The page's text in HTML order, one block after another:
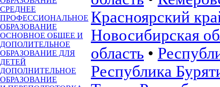
СРЕДНЕЕ
ПРОФЕССИОНАЛЬНОЕ
ОБРАЗОВАНИЕ
ОСНОВНОЕ ОБЩЕЕ И
ДОПОЛИТЕЛЬНОЕ
ОБРАЗОВАНИЕ ДЛЯ
ДЕТЕЙ
ДОПОЛНИТЕЛЬНОЕ
ОБРАЗОВАНИЕ
Красноярский
Новосибирская
область •
Республика